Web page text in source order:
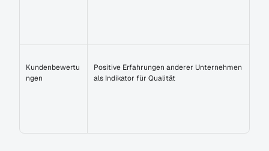
Kundenbewertu
ngen
Positive Erfahrungen anderer Unternehmen
als Indikator für Qualität